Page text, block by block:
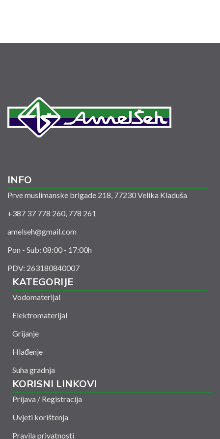
INFO
Prve muslimanske brigade 218, 77230 Velika Kladuša
+387 37 778 260, 778 261
amelseh@gmail.com
Pon - Sub: 08:00 - 17:00h
PDV: 263180840007
KATEGORIJE
Vodomaterijal
Elektromaterijal
Grijanje
Hlađenje
Suha gradnja
KORISNI LINKOVI
Prijava / Registracija
Uvjeti korištenja
Pravila privatnosti